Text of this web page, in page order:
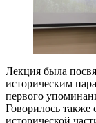
Лекция была
историческим
первого
Говорилось также